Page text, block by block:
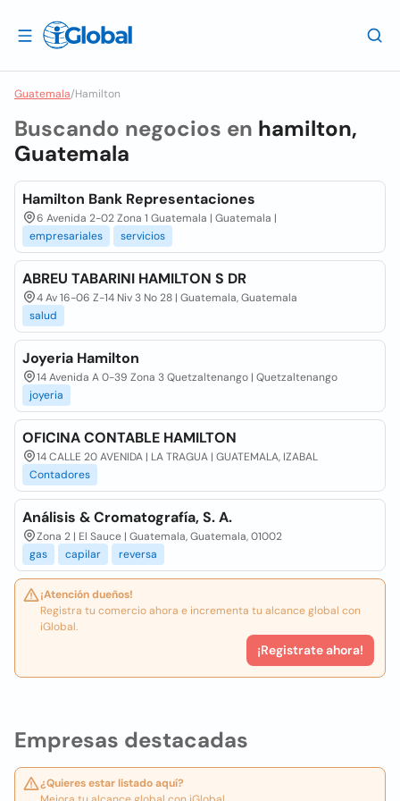
Guatemala/Hamilton
Empresas destacadas
¿Quieres estar listado aquí?
Buscando negocios en hamilton,
Guatemala
Hamilton Bank Representaciones
6 Avenida 2-02 Zona 1 Guatemala | Guatemala |
empresariales
servicios
ABREU TABARINI HAMILTON S DR
4 Av 16-06 Z-14 Niv 3 No 28 | Guatemala, Guatemala
salud
Joyeria Hamilton
14 Avenida A 0-39 Zona 3 Quetzaltenango | Quetzaltenango
joyeria
OFICINA CONTABLE HAMILTON
14 CALLE 20 AVENIDA | LA TRAGUA | GUATEMALA, IZABAL
Contadores
Análisis & Cromatografía, S. A.
Zona 2 | El Sauce | Guatemala, Guatemala, 01002
gas
capilar reversa
¡Atención dueños!
Registra tu comercio ahora e incrementa tu alcance global con
iGlobal.
¡Registrate ahora!